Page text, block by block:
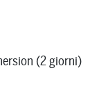
(2 giorni)